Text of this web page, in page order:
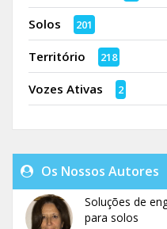
Solos 201
Território 218
Vozes Ativas 2
Os Nossos Autores
Soluções de
para solos